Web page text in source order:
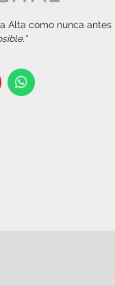
Alta como nunca antes